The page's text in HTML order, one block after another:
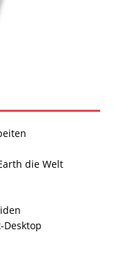
die Welt
Desktop